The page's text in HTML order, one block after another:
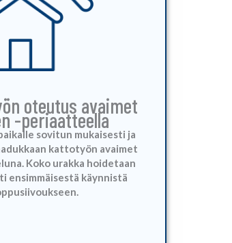
oteutus avaimet
-periaatteella
sovitun mukaisesti ja
kattotyön avaimet
Koko urakka hoidetaan
ensimmäisestä käynnistä